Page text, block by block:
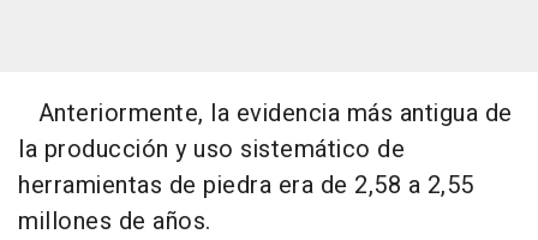
Anteriormente, la evidencia más antigua de
la producción y uso sistemático de
herramientas de piedra era de 2,58 a 2,55
millones de años.